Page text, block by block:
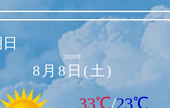
日
2026年
8月8日(土)
33℃/23℃